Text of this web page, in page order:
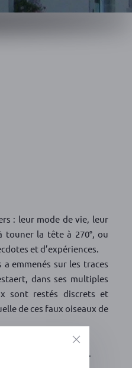
: leur mode de vie, leur
touner la tête à 270°, ou
et d’expériences.
emmenés sur les traces
dans ses multiples
sont restés discrets et
de ces faux oiseaux de
professionnalisme.